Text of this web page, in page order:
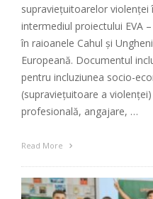
supraviețuitoarelor
intermediul proiectului EVA
în raioanele Cahul și
Europeană. Documentul
pentru incluziunea socio-
(supraviețuitoare a
profesională, angajare, …
Read More